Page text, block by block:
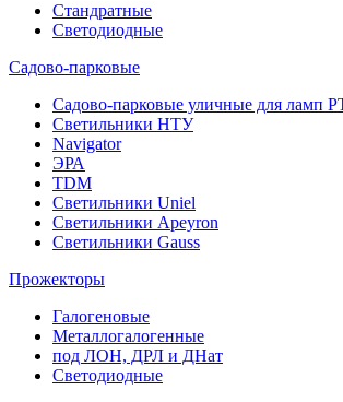
Стандратные
Светодиодные
Садово-парковые
Садово-парковые уличные для ламп
Светильники НТУ
Navigator
ЭРА
TDM
Светильники Uniel
Светильники Apeyron
Светильники Gauss
Прожекторы
Галогеновые
Металлогалогенные
под ЛОН, ДРЛ и ДНат
Светодиодные